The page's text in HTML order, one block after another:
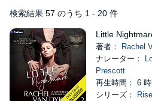
検索結果 57 のうち 1 - 20 件
Little
著者：
Rachel
ナレーター：
Prescott
再生時間： 6
シリーズ：